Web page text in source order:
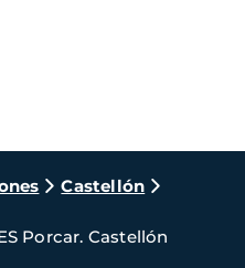
Castellón
Porcar. Castellón